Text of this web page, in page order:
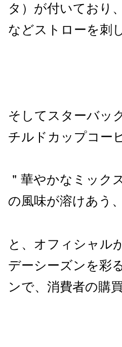
タ）が付いており
などストローを刺
そしてスターバッ
チルドカップコー
＂華やかなミック
の風味が溶けあう
と、オフィシャル
デーシーズンを彩
ンで、消費者の購